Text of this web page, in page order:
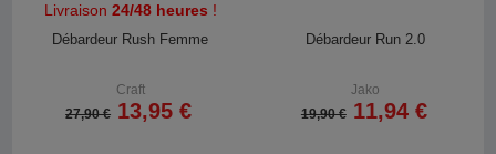
Livraison 24/48 heures !
Débardeur Rush Femme
Craft
27,90 € 13,95 €
Débardeur Run 2.0
Jako
19,90 € 11,94 €